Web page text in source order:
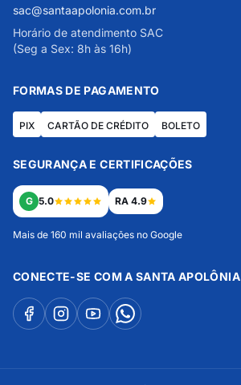
sac@santaapolonia.com.br
Horário de atendimento SAC
(Seg a Sex: 8h às 16h)
FORMAS DE PAGAMENTO
PIX CARTÃO DE CRÉDITO BOLETO
SEGURANÇA E CERTIFICAÇÕES
G 5.0 RA 4.9
Mais de 160 mil avaliações no Google
CONECTE-SE COM A SANTA APOLÔNIA